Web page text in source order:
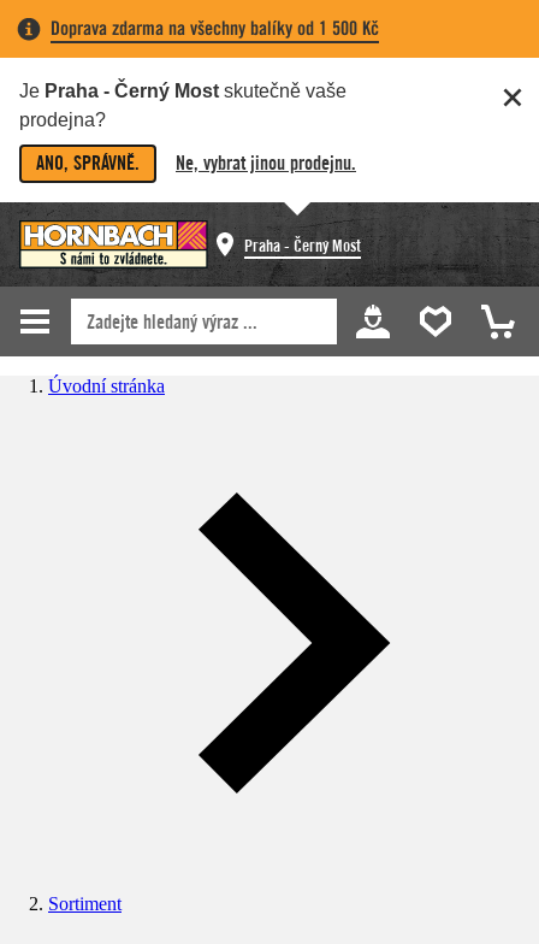
Doprava zdarma na všechny balíky od 1 500 Kč
Je Praha - Černý Most skutečně vaše
prodejna?
ANO, SPRÁVNĚ. Ne, vybrat jinou prodejnu.
Praha - Černý Most
Úvodní stránka
Sortiment